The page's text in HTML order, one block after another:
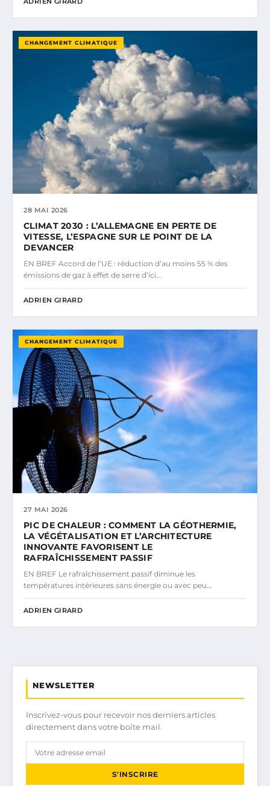
CHANGEMENT CLIMATIQUE
28 MAI 2026
CLIMAT 2030 : L’ALLEMAGNE EN PERTE DE
VITESSE, L’ESPAGNE SUR LE POINT DE LA
DEVANCER
EN BREF Accord de l’UE : réduction d’au moins 55 % des
émissions de gaz à effet de serre d’ici…
ADRIEN GIRARD
CHANGEMENT CLIMATIQUE
27 MAI 2026
PIC DE CHALEUR : COMMENT LA GÉOTHERMIE,
LA VÉGÉTALISATION ET L’ARCHITECTURE
INNOVANTE FAVORISENT LE
RAFRAÎCHISSEMENT PASSIF
EN BREF Le rafraîchissement passif diminue les
températures intérieures sans énergie ou avec peu…
ADRIEN GIRARD
NEWSLETTER
Inscrivez-vous pour recevoir nos derniers articles
directement dans votre boîte mail.
S'INSCRIRE